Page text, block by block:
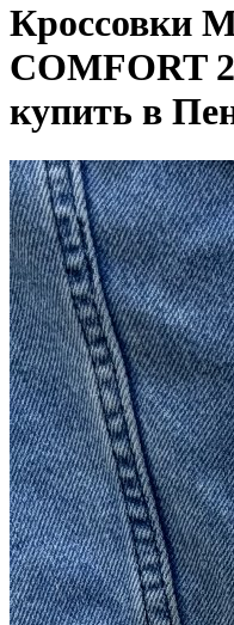
Кроссовки
COMFORT
купить в